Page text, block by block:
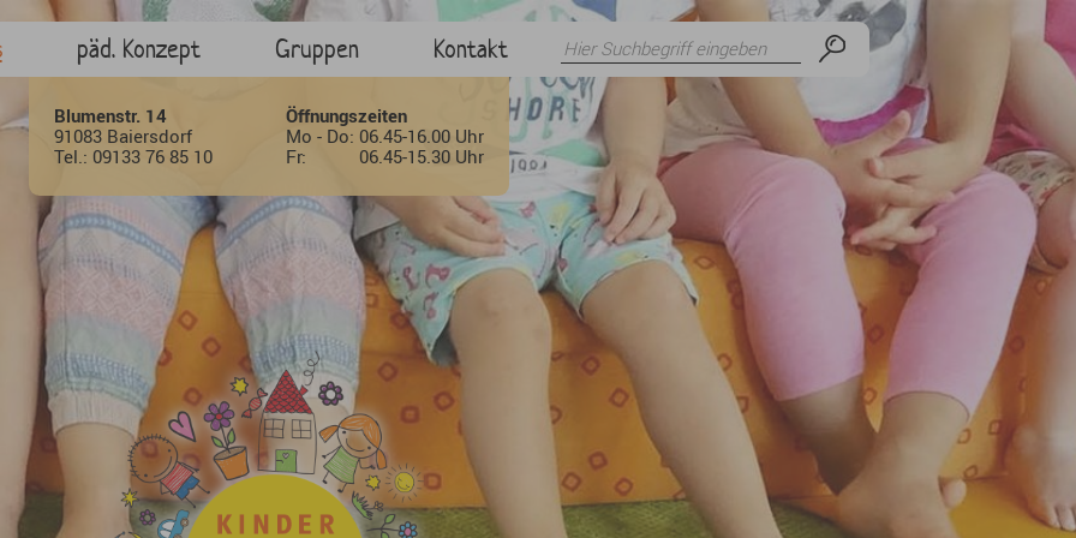
päd. Konzept Gruppen Kontakt
Blumenstr. 14
91083 Baiersdorf
Tel.: 09133 76 85 10
Öffnungszeiten
Mo - Do: 06.45-16.00 Uhr
Fr:
06.45-15.30 Uhr